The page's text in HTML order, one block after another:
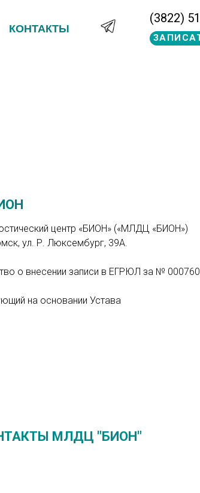
КОНТАКТЫ
(3822)
центр «БИОН» («МЛДЦ «БИОН»)
ул. Р. Люксембург, 39А.
о внесении записи в ЕГРЮЛ за №
на основании Устава
МЛДЦ "БИОН"